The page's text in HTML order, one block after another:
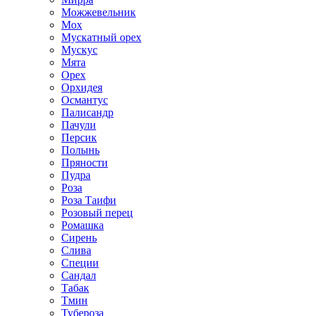
Можжевельник
Мох
Мускатный орех
Мускус
Мята
Орех
Орхидея
Османтус
Палисандр
Пачули
Персик
Полынь
Пряности
Пудра
Роза
Роза Таифи
Розовый перец
Ромашка
Сирень
Слива
Специи
Сандал
Табак
Тмин
Тубероза